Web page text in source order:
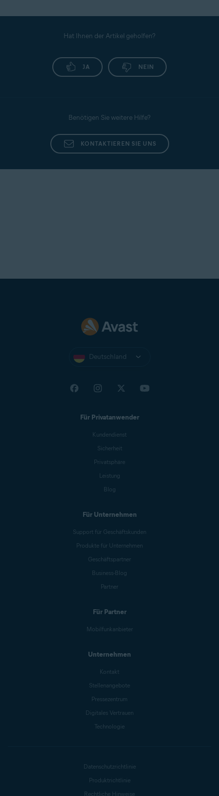
Hat Ihnen der Artikel geholfen?
JA NEIN
Benötigen Sie weitere Hilfe?
KONTAKTIEREN SIE UNS
Deutschland
Für Privatanwender
Kundendienst
Sicherheit
Privatsphäre
Leistung
Blog
Für Unternehmen
Support für Geschäftskunden
Produkte für Unternehmen
Geschäftspartner
Business-Blog
Partner
Für Partner
Mobilfunkanbieter
Unternehmen
Kontakt
Stellenangebote
Pressezentrum
Digitales Vertrauen
Technologie
Datenschutzrichtlinie
Produktrichtlinie
Rechtliche Hinweise